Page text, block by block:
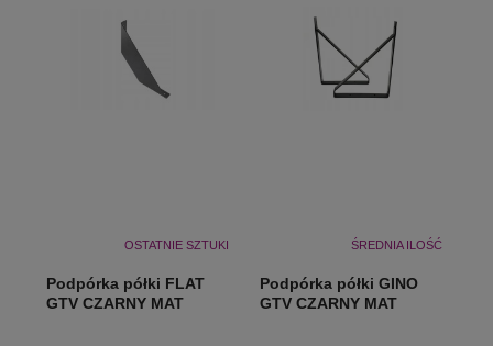
OSTATNIE SZTUKI
Podpórka półki FLAT
GTV CZARNY MAT
ŚREDNIA ILOŚĆ
Podpórka półki GINO
GTV CZARNY MAT